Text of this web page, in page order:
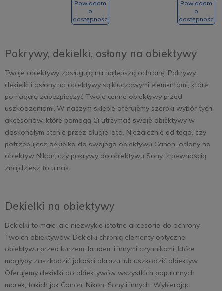
Powiadom
o
dostępności
Powiadom
o
dostępności
Pokrywy, dekielki, osłony na obiektywy
Twoje obiektywy zasługują na najlepszą ochronę. Pokrywy,
dekielki i osłony na obiektywy są kluczowymi elementami, które
pomagają zabezpieczyć Twoje cenne obiektywy przed
uszkodzeniami. W naszym sklepie oferujemy szeroki wybór tych
akcesoriów, które pomogą Ci utrzymać swoje obiektywy w
doskonałym stanie przez długie lata. Niezależnie od tego, czy
potrzebujesz dekielka do swojego obiektywu Canon, osłony na
obiektyw Nikon, czy pokrywy do obiektywu Sony, z pewnością
znajdziesz to u nas.
Dekielki na obiektywy
Dekielki to małe, ale niezwykle istotne akcesoria do ochrony
Twoich obiektywów. Dekielki chronią elementy optyczne
obiektywu przed kurzem, brudem i innymi czynnikami, które
mogłyby zaszkodzić jakości obrazu lub uszkodzić obiektyw.
Oferujemy dekielki do obiektywów wszystkich popularnych
marek, takich jak Canon, Nikon, Sony i innych. Wybierając